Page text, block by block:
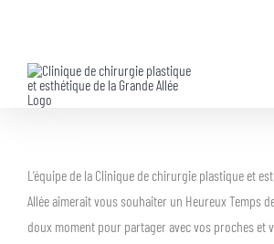
content
L’équipe de la Clinique de chirurgie plastique et
Allée aimerait vous souhaiter un Heureux Temps
doux moment pour partager avec vos proches et